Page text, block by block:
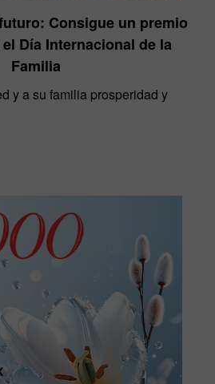
Dubai Forex Expo
Consigue un premio
Día Internacional de la
Familia
y a su familia prosperidad y